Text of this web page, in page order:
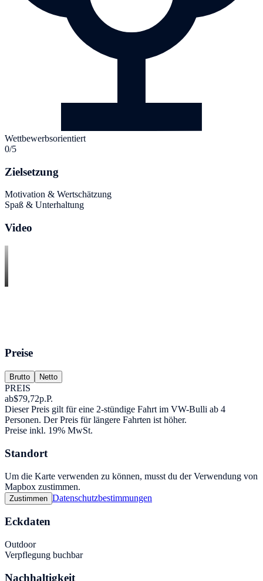
Wettbewerbsorientiert
0/5
Zielsetzung
Motivation & Wertschätzung
Spaß & Unterhaltung
Video
Preise
Brutto Netto
PREIS
ab$79,72p.P.
Dieser Preis gilt für eine 2-stündige Fahrt im VW-Bulli ab 4
Personen. Der Preis für längere Fahrten ist höher.
Preise inkl. 19% MwSt.
Standort
Um die Karte verwenden zu können, musst du der Verwendung von
Mapbox zustimmen.
Zustimmen Datenschutzbestimmungen
Eckdaten
Outdoor
Verpflegung buchbar
Nachhaltigkeit